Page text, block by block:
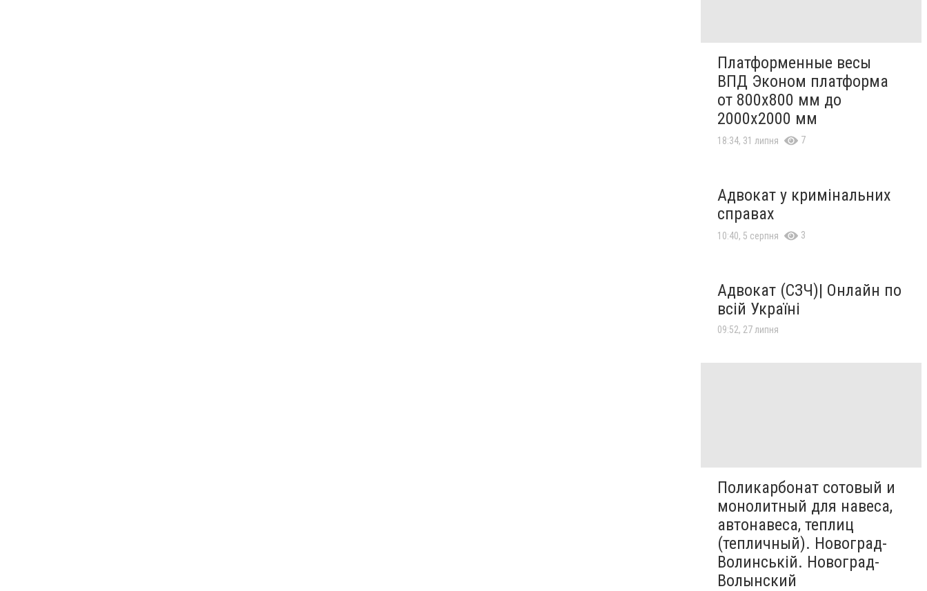
Платформенные весы
ВПД Эконом платформа
от 800х800 мм до
2000х2000 мм
18:34, 31 липня 7
Адвокат у кримінальних
справах
10:40, 5 серпня 3
Адвокат (СЗЧ)| Онлайн по
всій Україні
09:52, 27 липня
Поликарбонат сотовый и
монолитный для навеса,
автонавеса, теплиц
(тепличный). Новоград-
Волинській. Новоград-
Волынский